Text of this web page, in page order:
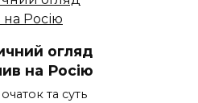
огляд
на Росію
та суть